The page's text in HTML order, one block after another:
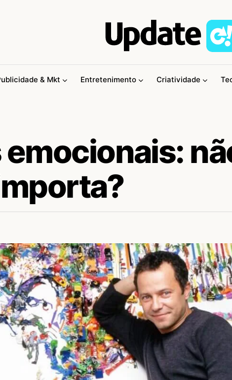
& Mkt Entretenimento Criatividade